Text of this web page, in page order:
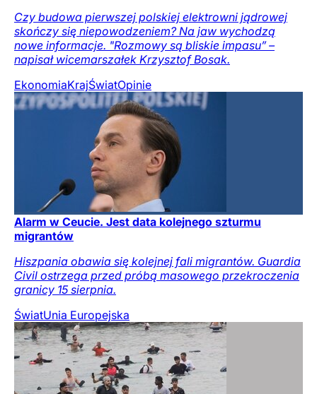
Czy budowa pierwszej polskiej elektrowni jądrowej
skończy się niepowodzeniem? Na jaw wychodzą
nowe informacje. "Rozmowy są bliskie impasu” –
napisał wicemarszałek Krzysztof Bosak.
EkonomiaKrajŚwiatOpinie
Alarm w Ceucie. Jest data kolejnego szturmu
migrantów
Hiszpania obawia się kolejnej fali migrantów. Guardia
Civil ostrzega przed próbą masowego przekroczenia
granicy 15 sierpnia.
ŚwiatUnia Europejska